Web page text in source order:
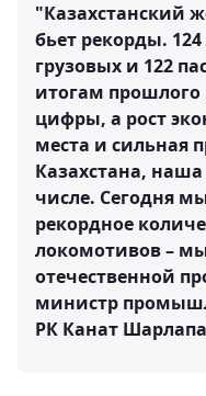
"Казахстанский
бьет рекорды.
грузовых и 122
итогам прошлого
цифры, а рост
места и сильная
Казахстана,
числе. Сегодня
рекордное
локомотивов –
отечественной
министр
РК Канат